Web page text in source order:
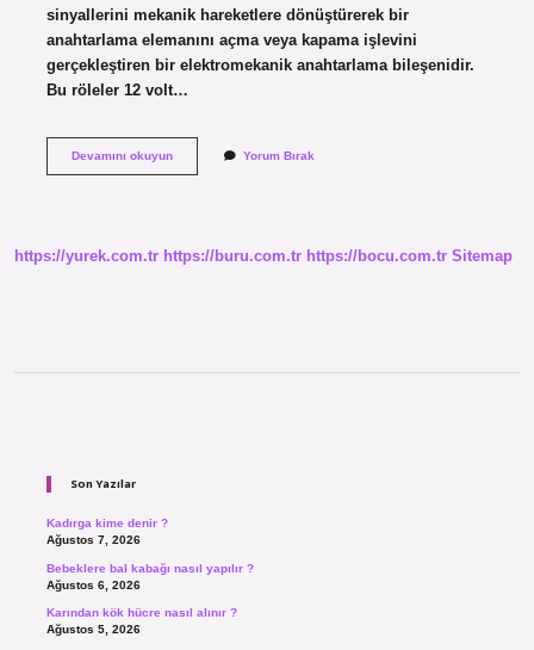
sinyallerini mekanik hareketlere dönüştürerek bir
anahtarlama elemanını açma veya kapama işlevini
gerçekleştiren bir elektromekanik anahtarlama bileşenidir.
Bu röleler 12 volt…
Devamını okuyunKaç
Yorum Bırak
https://yurek.com.tr https://buru.com.tr https://bocu.com.tr Sitemap
Son Yazılar
Kadırga kime denir ?
Ağustos 7, 2026
Bebeklere bal kabağı nasıl yapılır ?
Ağustos 6, 2026
Karından kök hücre nasıl alınır ?
Ağustos 5, 2026